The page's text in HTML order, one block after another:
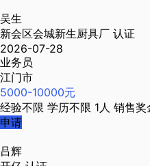
吴生
新会区会城新生厨具厂 认证
2026-07-28
业务员
江门市
5000-10000元
经验不限 学历不限 1人 销售奖
申请
吕辉